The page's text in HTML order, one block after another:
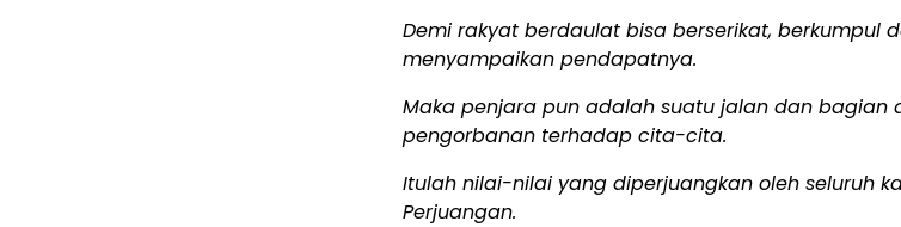
Demi rakyat berdaulat bisa berserikat, berkumpul
menyampaikan pendapatnya.
Maka penjara pun adalah suatu jalan dan bagian
pengorbanan terhadap cita-cita.
Itulah nilai-nilai yang diperjuangkan oleh seluruh
Perjuangan.